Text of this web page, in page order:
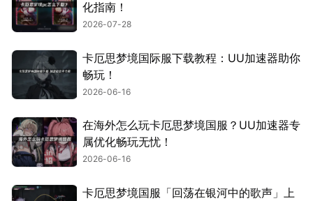
化指南！
2026-07-28
卡厄思梦境国际服下载教程：UU加速器助你
畅玩！
2026-06-16
在海外怎么玩卡厄思梦境国服？UU加速器专
属优化畅玩无忧！
2026-06-16
卡厄思梦境国服「回荡在银河中的歌声」上